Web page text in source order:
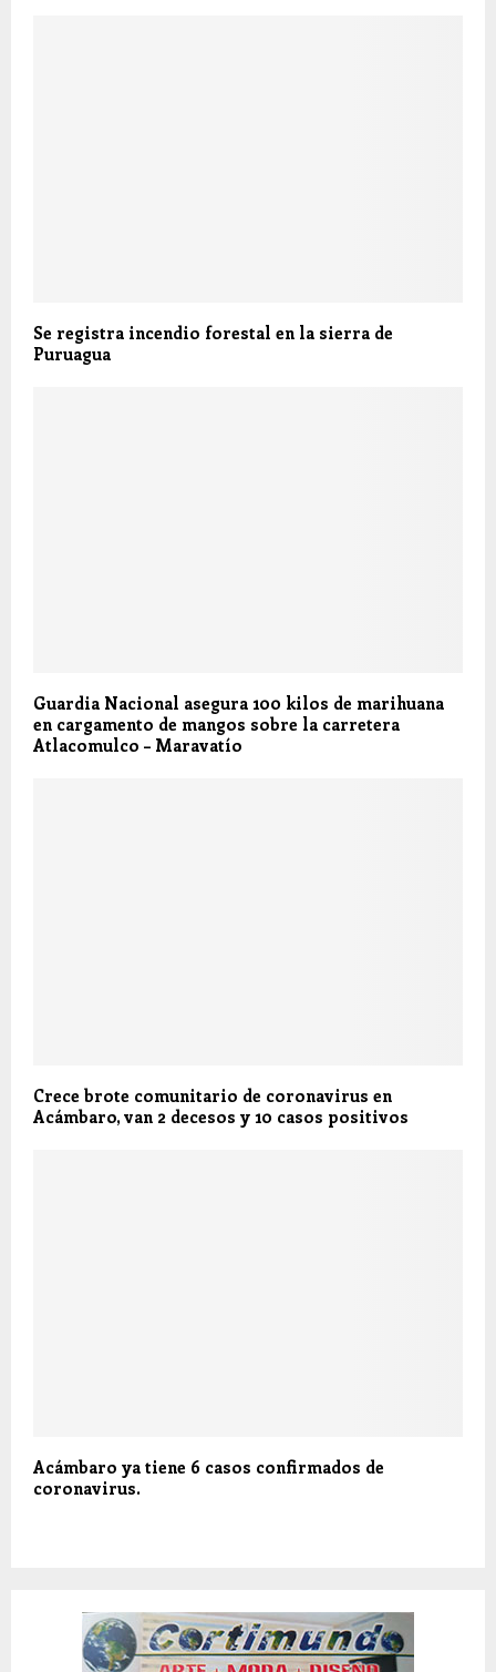
Se registra incendio forestal en la sierra de
Puruagua
Guardia Nacional asegura 100 kilos de marihuana
en cargamento de mangos sobre la carretera
Atlacomulco – Maravatío
Crece brote comunitario de coronavirus en
Acámbaro, van 2 decesos y 10 casos positivos
Acámbaro ya tiene 6 casos confirmados de
coronavirus.